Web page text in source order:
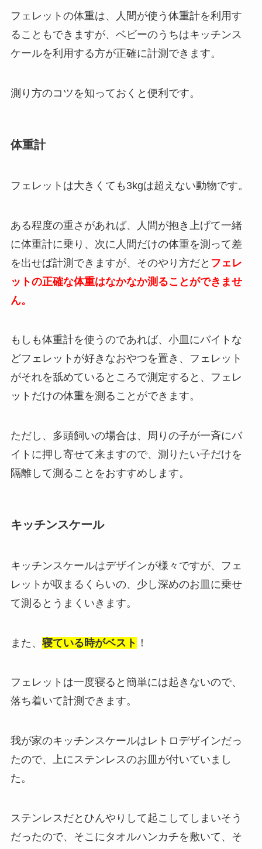
フェレットの体重は、人間が使う体重計を利用す
ることもできますが、ベビーのうちはキッチンス
ケールを利用する方が正確に計測できます。
測り方のコツを知っておくと便利です。
体重計
フェレットは大きくても3kgは超えない動物です。
ある程度の重さがあれば、人間が抱き上げて一緒
に体重計に乗り、次に人間だけの体重を測って差
を出せば計測できますが、そのやり方だと フェレ
ットの正確な体重はなかなか測ることができませ
ん。
もしも体重計を使うのであれば、小皿にバイトな
どフェレットが好きなおやつを置き、フェレット
がそれを舐めているところで測定すると、フェレ
ットだけの体重を測ることができます。
ただし、多頭飼いの場合は、周りの子が一斉にバ
イトに押し寄せて来ますので、測りたい子だけを
隔離して測ることをおすすめします。
キッチンスケール
キッチンスケールはデザインが様々ですが、フェ
レットが収まるくらいの、少し深めのお皿に乗せ
て測るとうまくいきます。
また、 寝ている時がベスト ！
フェレットは一度寝ると簡単には起きないので、
落ち着いて計測できます。
我が家のキッチンスケールはレトロデザインだっ
たので、上にステンレスのお皿が付いていまし
た。
ステンレスだとひんやりして起こしてしまいそう
だったので、そこにタオルハンカチを敷いて、そ